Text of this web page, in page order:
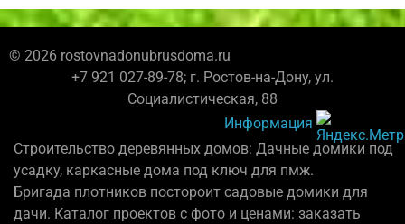
© 2026 rostovnadonubrusdoma.ru
+7 921 027-89-78; г. Ростов-на-Дону, ул.
Социалистическая, 88
Информация
Строительство деревянных домов: Дачные домики под
усадку, каркасные дома под ключ для пмж.
Бригада плотников постороит садовые домики для
дачи. Каталог проектов с фото и ценами: заказать